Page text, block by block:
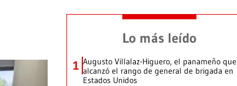
Lo más leído
1 Augusto Villalaz-Higuero, el panameño que
alcanzó el rango de general de brigada en
Estados Unidos